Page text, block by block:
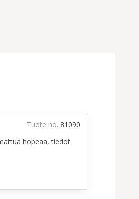
hopeaa, tiedot
Tuote no.81090